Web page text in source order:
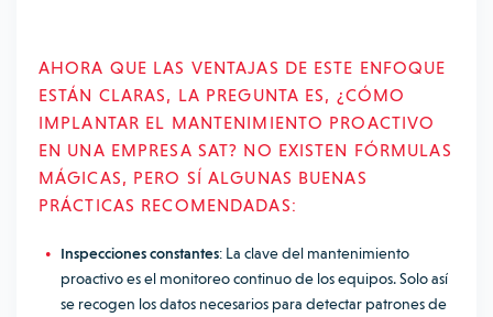
AHORA QUE LAS VENTAJAS DE ESTE ENFOQUE
ESTÁN CLARAS, LA PREGUNTA ES, ¿CÓMO
IMPLANTAR EL MANTENIMIENTO PROACTIVO
EN UNA EMPRESA SAT? NO EXISTEN FÓRMULAS
MÁGICAS, PERO SÍ ALGUNAS BUENAS
PRÁCTICAS RECOMENDADAS:
Inspecciones constantes: La clave del mantenimiento
proactivo es el monitoreo continuo de los equipos. Solo así
se recogen los datos necesarios para detectar patrones de